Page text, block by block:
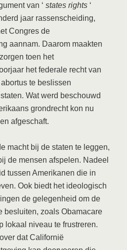
van ‘states rights ‘
jaar rassenscheiding,
Congres de
aannam. Daarom maakten
toen het
het federale recht van
te beslissen
Wat werd beschouwd
grondrecht kon nu
afgeschaft.
macht bij de staten te leggen,
de mensen afspelen. Nadeel
tussen Amerikanen die in
Ook biedt het ideologisch
de gelegenheid om de
besluiten, zoals Obamacare
lokaal niveau te frustreren.
dat Californië